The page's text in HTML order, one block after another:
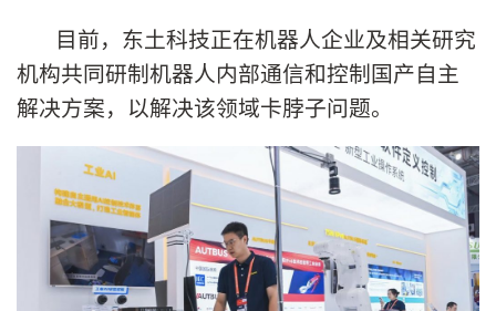
目前，东土科技正在机器人企业及相关研究
机构共同研制机器人内部通信和控制国产自主
解决方案，以解决该领域卡脖子问题。